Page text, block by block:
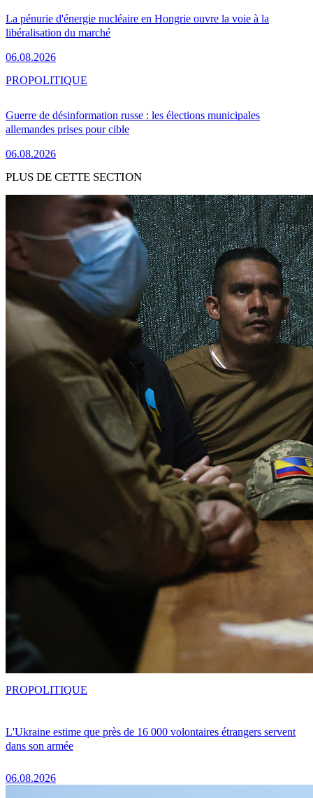
La pénurie d'énergie nucléaire en Hongrie ouvre la voie à la
libéralisation du marché
06.08.2026
Guerre de désinformation russe : les élections municipales
allemandes prises pour cible
06.08.2026
PROPOLITIQUE
PLUS DE CETTE SECTION
L'Ukraine estime que près de 16 000 volontaires étrangers servent
dans son armée
06.08.2026
PROPOLITIQUE